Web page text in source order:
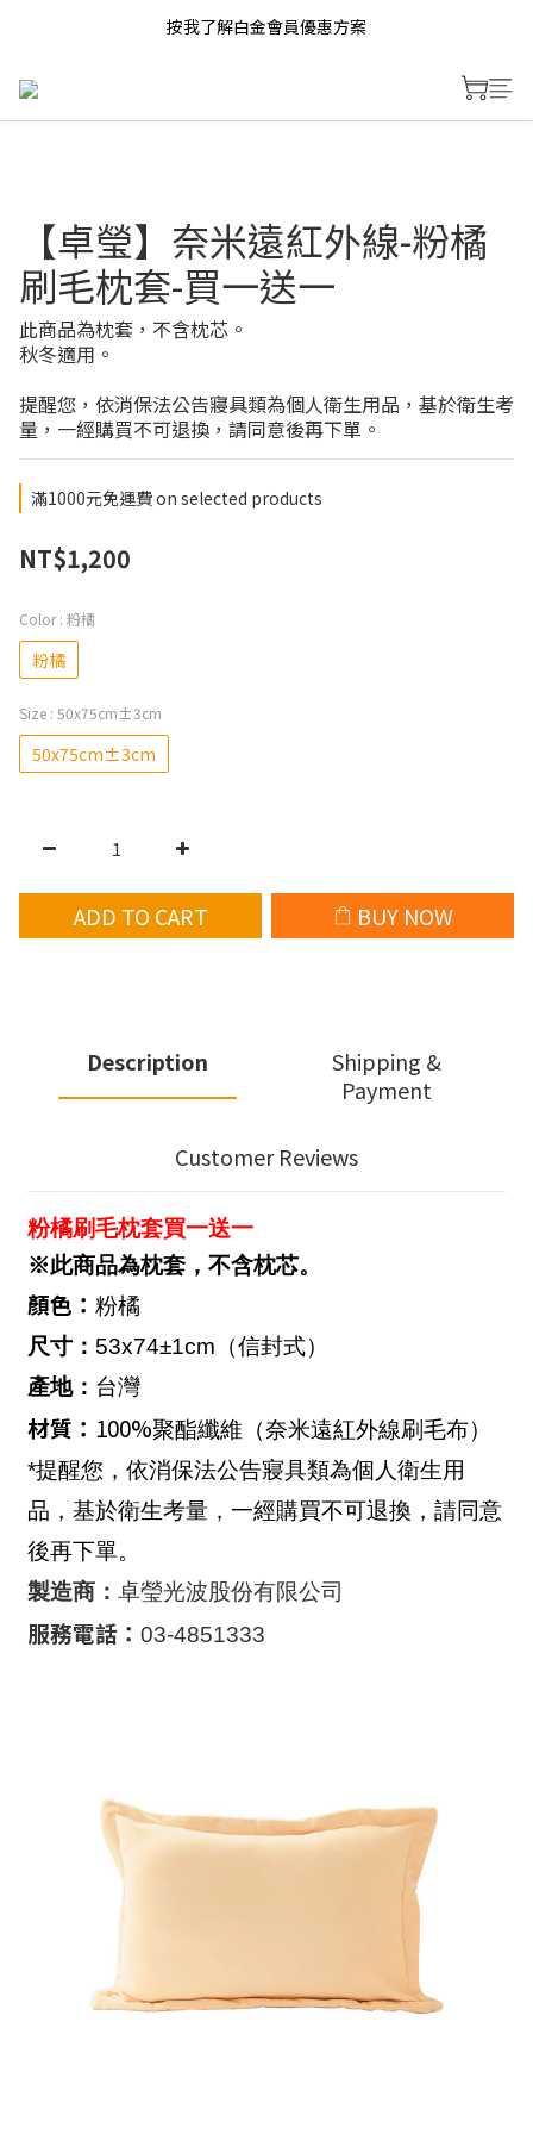
按我了解白金會員優惠方案
【卓瑩】奈米遠紅外線-粉橘
刷毛枕套-買一送一
此商品為枕套，不含枕芯。
秋冬適用。
提醒您，依消保法公告寢具類為個人衛生用品，基於衛生考
量，一經購買不可退換，請同意後再下單。
滿1000元免運費 on selected products
NT$1,200
Color: 粉橘
粉橘
Size : 50x75cm±3cm
50x75cm±3cm
ADD TO CART BUY NOW
Description
Shipping &
Payment
Customer Reviews
粉橘刷毛枕套買一送一
※此商品為枕套，不含枕芯。
顏色： 粉橘
尺寸： 53x74±1cm （信封式）
產地： 台灣
材質： 100%聚酯纖維（奈米遠紅外線刷毛布）
*提醒您，依消保法公告寢具類為個人衛生用
品，基於衛生考量，一經購買不可退換，請同意
後再下單。
製造商： 卓瑩光波股份有限公司
服務電話： 03-4851333